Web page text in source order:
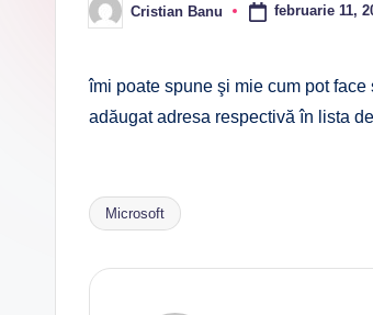
Posted
by
Cristian Banu februarie 11,
îmi poate spune şi mie cum pot
adăugat adresa respectivă în lista
Tags:
Microsoft